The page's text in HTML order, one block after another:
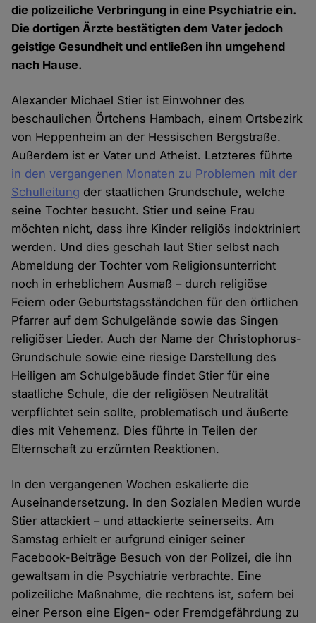
die polizeiliche Verbringung in eine Psychiatrie ein.
Die dortigen Ärzte bestätigten dem Vater jedoch
geistige Gesundheit und entließen ihn umgehend
nach Hause.
Alexander Michael Stier ist Einwohner des
beschaulichen Örtchens Hambach, einem Ortsbezirk
von Heppenheim an der Hessischen Bergstraße.
Außerdem ist er Vater und Atheist. Letzteres führte
in den vergangenen Monaten zu Problemen mit der
Schulleitung der staatlichen Grundschule, welche
seine Tochter besucht. Stier und seine Frau
möchten nicht, dass ihre Kinder religiös indoktriniert
werden. Und dies geschah laut Stier selbst nach
Abmeldung der Tochter vom Religionsunterricht
noch in erheblichem Ausmaß – durch religiöse
Feiern oder Geburtstagsständchen für den örtlichen
Pfarrer auf dem Schulgelände sowie das Singen
religiöser Lieder. Auch der Name der Christophorus-
Grundschule sowie eine riesige Darstellung des
Heiligen am Schulgebäude findet Stier für eine
staatliche Schule, die der religiösen Neutralität
verpflichtet sein sollte, problematisch und äußerte
dies mit Vehemenz. Dies führte in Teilen der
Elternschaft zu erzürnten Reaktionen.
In den vergangenen Wochen eskalierte die
Auseinandersetzung. In den Sozialen Medien wurde
Stier attackiert – und attackierte seinerseits. Am
Samstag erhielt er aufgrund einiger seiner
Facebook-Beiträge Besuch von der Polizei, die ihn
gewaltsam in die Psychiatrie verbrachte. Eine
polizeiliche Maßnahme, die rechtens ist, sofern bei
einer Person eine Eigen- oder Fremdgefährdung zu